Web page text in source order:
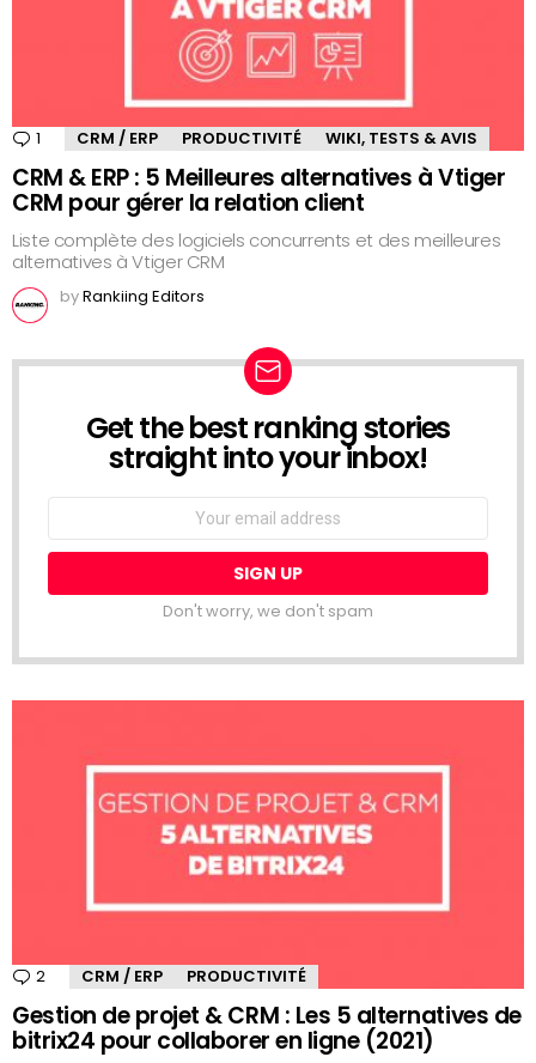
1 Comment
CRM / ERP PRODUCTIVITÉ WIKI, TESTS & AVIS
CRM & ERP : 5 Meilleures alternatives à Vtiger
CRM pour gérer la relation client
Liste complète des logiciels concurrents et des meilleures
alternatives à Vtiger CRM
byRankiing Editors
NEWSLETTER
Get the best ranking stories
straight into your inbox!
Email
Don't worry, we don't spam
2 Comments
CRM / ERP PRODUCTIVITÉ
Gestion de projet & CRM : Les 5 alternatives de
bitrix24 pour collaborer en ligne (2021)